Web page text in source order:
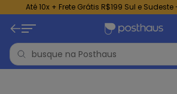
Até 10x + Frete Grátis R$199 Sul e Sudeste